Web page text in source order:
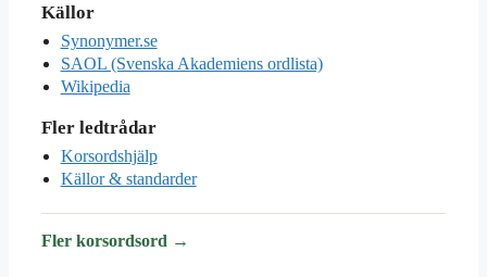
Källor
Synonymer.se
SAOL (Svenska Akademiens ordlista)
Wikipedia
Fler ledtrådar
Korsordshjälp
Källor & standarder
Fler korsordsord →